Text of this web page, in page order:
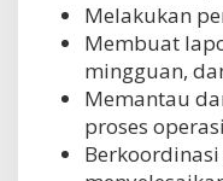
Melakukan
Membuat
mingguan,
Memantau
proses